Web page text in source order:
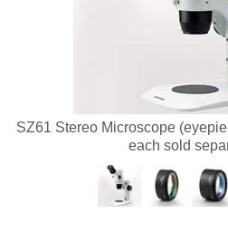
and Optomechanics
Production
SZ61 Stereo Microscope
each sold